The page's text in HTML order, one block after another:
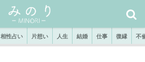
相性占い 片想い 人生 結婚 仕事 復縁 不